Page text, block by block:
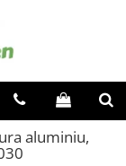
aluminiu,